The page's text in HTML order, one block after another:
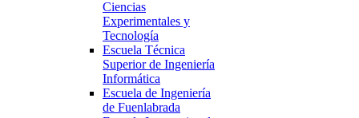
Ciencias
Experimentales y
Tecnología
Escuela Técnica
Superior de Ingeniería
Informática
Escuela de Ingeniería
de Fuenlabrada